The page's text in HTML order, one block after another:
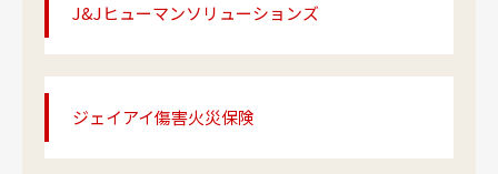
J&Jヒューマンソリューションズ
ジェイアイ傷害火災保険